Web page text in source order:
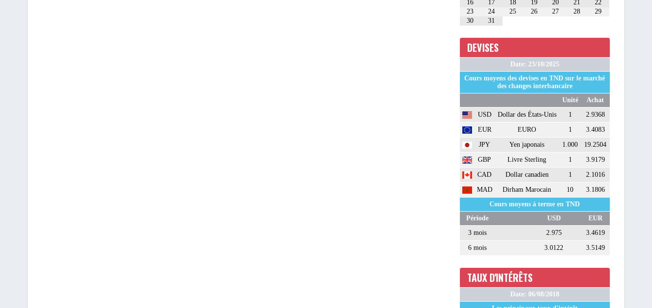
16
17 18 19 20 21
22
23
24 25 26 27 28
29
30
31
DEVISES
Date: 23/10/2025
Cours moyens des devises en TND sur le marché
des changes interbancaire
Unité
Achat
USD
Dollar des États-Unis 1 2.9368
EUR EURO 1 3.4083
JPY Yen japonais 1.000 19.2504
GBP Livre Sterling 1 3.9179
CAD Dollar canadien 1 2.1016
MAD Dirham Marocain 10
3.1806
Cours moyens à terme en TND
Période
USD
EUR
3 mois
2.975 3.4619
6 mois 3.0122 3.5149
TAUX D'INTÉRÊTS
Date: 06/08/2018